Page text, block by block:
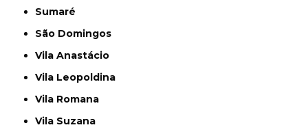
Sumaré
São Domingos
Vila Anastácio
Vila Leopoldina
Vila Romana
Vila Suzana